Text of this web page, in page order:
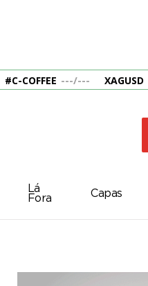
#C-COFFEE ---/--- XAGUSD
Lá
Fora
Capas